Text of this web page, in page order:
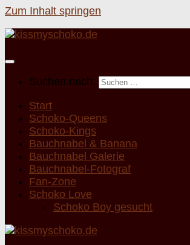
Zum Inhalt springen
Suchen nach:
Start
Schoko-Queens
Schoko-Kings
Bauchnabel & Banana
Bauchnabel Galerie
Bauchnabel-Fotograf
Fan-Zone
Schoko Love
Schoko Boy gesucht